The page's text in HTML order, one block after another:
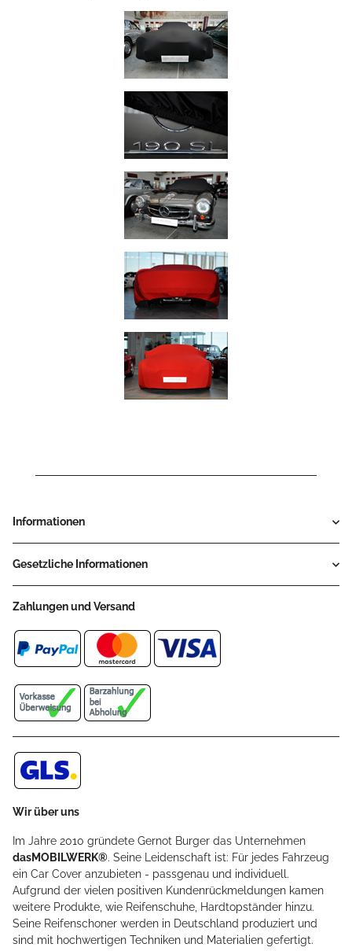
Informationen
Gesetzliche Informationen
Zahlungen und Versand
Wir über uns
Im Jahre 2010 gründete Gernot Burger das Unternehmen
dasMOBILWERK®. Seine Leidenschaft ist: Für jedes Fahrzeug
ein Car Cover anzubieten - passgenau und individuell.
Aufgrund der vielen positiven Kundenrückmeldungen kamen
weitere Produkte, wie Reifenschuhe, Hardtopständer hinzu.
Seine Reifenschoner werden in Deutschland produziert und
sind mit hochwertigen Techniken und Materialien gefertigt.